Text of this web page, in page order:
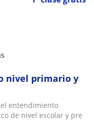
nivel primario y
entendimiento
de nivel escolar y pre